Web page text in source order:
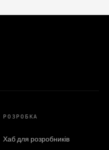
РОЗРОБКА
Хаб для розробників